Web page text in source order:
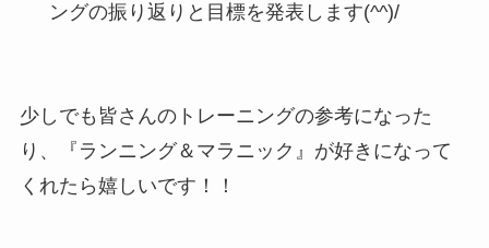
ングの振り返りと目標を発表します(^^)/
少しでも皆さんのトレーニングの参考になった
り、『ランニング＆マラニック』が好きになって
くれたら嬉しいです！！